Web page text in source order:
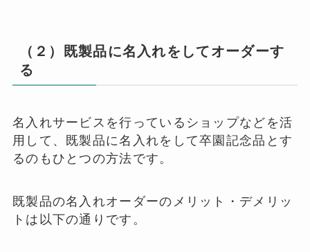
（２）既製品に名入れをしてオーダーす
る
名入れサービスを行っているショップなどを活
用して、既製品に名入れをして卒園記念品とす
るのもひとつの方法です。
既製品の名入れオーダーのメリット・デメリッ
トは以下の通りです。